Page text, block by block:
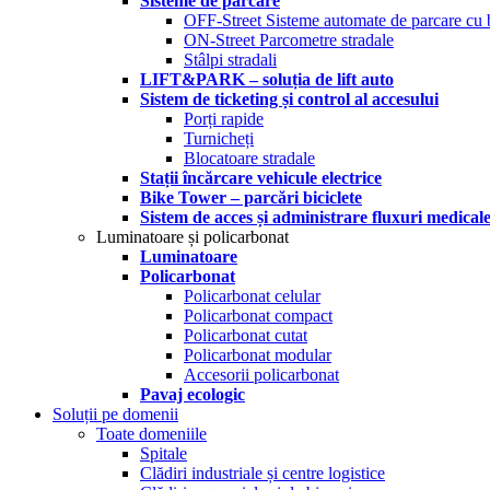
OFF-Street Sisteme automate de parcare cu
ON-Street Parcometre stradale
Stâlpi stradali
LIFT&PARK – soluția de lift auto
Sistem de ticketing și control al accesului
Porți rapide
Turnicheți
Blocatoare stradale
Stații încărcare vehicule electrice
Bike Tower – parcări biciclete
Sistem de acces și administrare fluxuri medicale
Luminatoare și policarbonat
Luminatoare
Policarbonat
Policarbonat celular
Policarbonat compact
Policarbonat cutat
Policarbonat modular
Accesorii policarbonat
Pavaj ecologic
Soluții pe domenii
Toate domeniile
Spitale
Clădiri industriale și centre logistice